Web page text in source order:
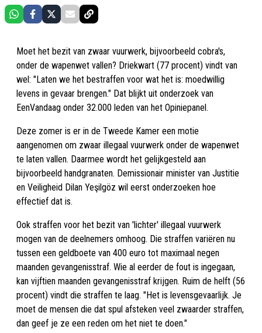
Moet het bezit van zwaar vuurwerk, bijvoorbeeld cobra's,
onder de wapenwet vallen? Driekwart (77 procent) vindt van
wel: "Laten we het bestraffen voor wat het is: moedwillig
levens in gevaar brengen." Dat blijkt uit onderzoek van
EenVandaag onder 32.000 leden van het Opiniepanel.
Deze zomer is er in de Tweede Kamer een motie
aangenomen om zwaar illegaal vuurwerk onder de wapenwet
te laten vallen. Daarmee wordt het gelijkgesteld aan
bijvoorbeeld handgranaten. Demissionair minister van Justitie
en Veiligheid Dilan Yeşilgöz wil eerst onderzoeken hoe
effectief dat is.
Ook straffen voor het bezit van 'lichter' illegaal vuurwerk
mogen van de deelnemers omhoog. Die straffen variëren nu
tussen een geldboete van 400 euro tot maximaal negen
maanden gevangenisstraf. Wie al eerder de fout is ingegaan,
kan vijftien maanden gevangenisstraf krijgen. Ruim de helft (56
procent) vindt die straffen te laag. "Het is levensgevaarlijk. Je
moet de mensen die dat spul afsteken veel zwaarder straffen,
dan geef je ze een reden om het niet te doen."